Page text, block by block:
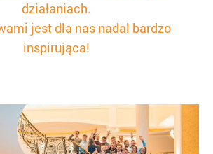
działaniach.
jest dla nas nadal bardzo
inspirująca!